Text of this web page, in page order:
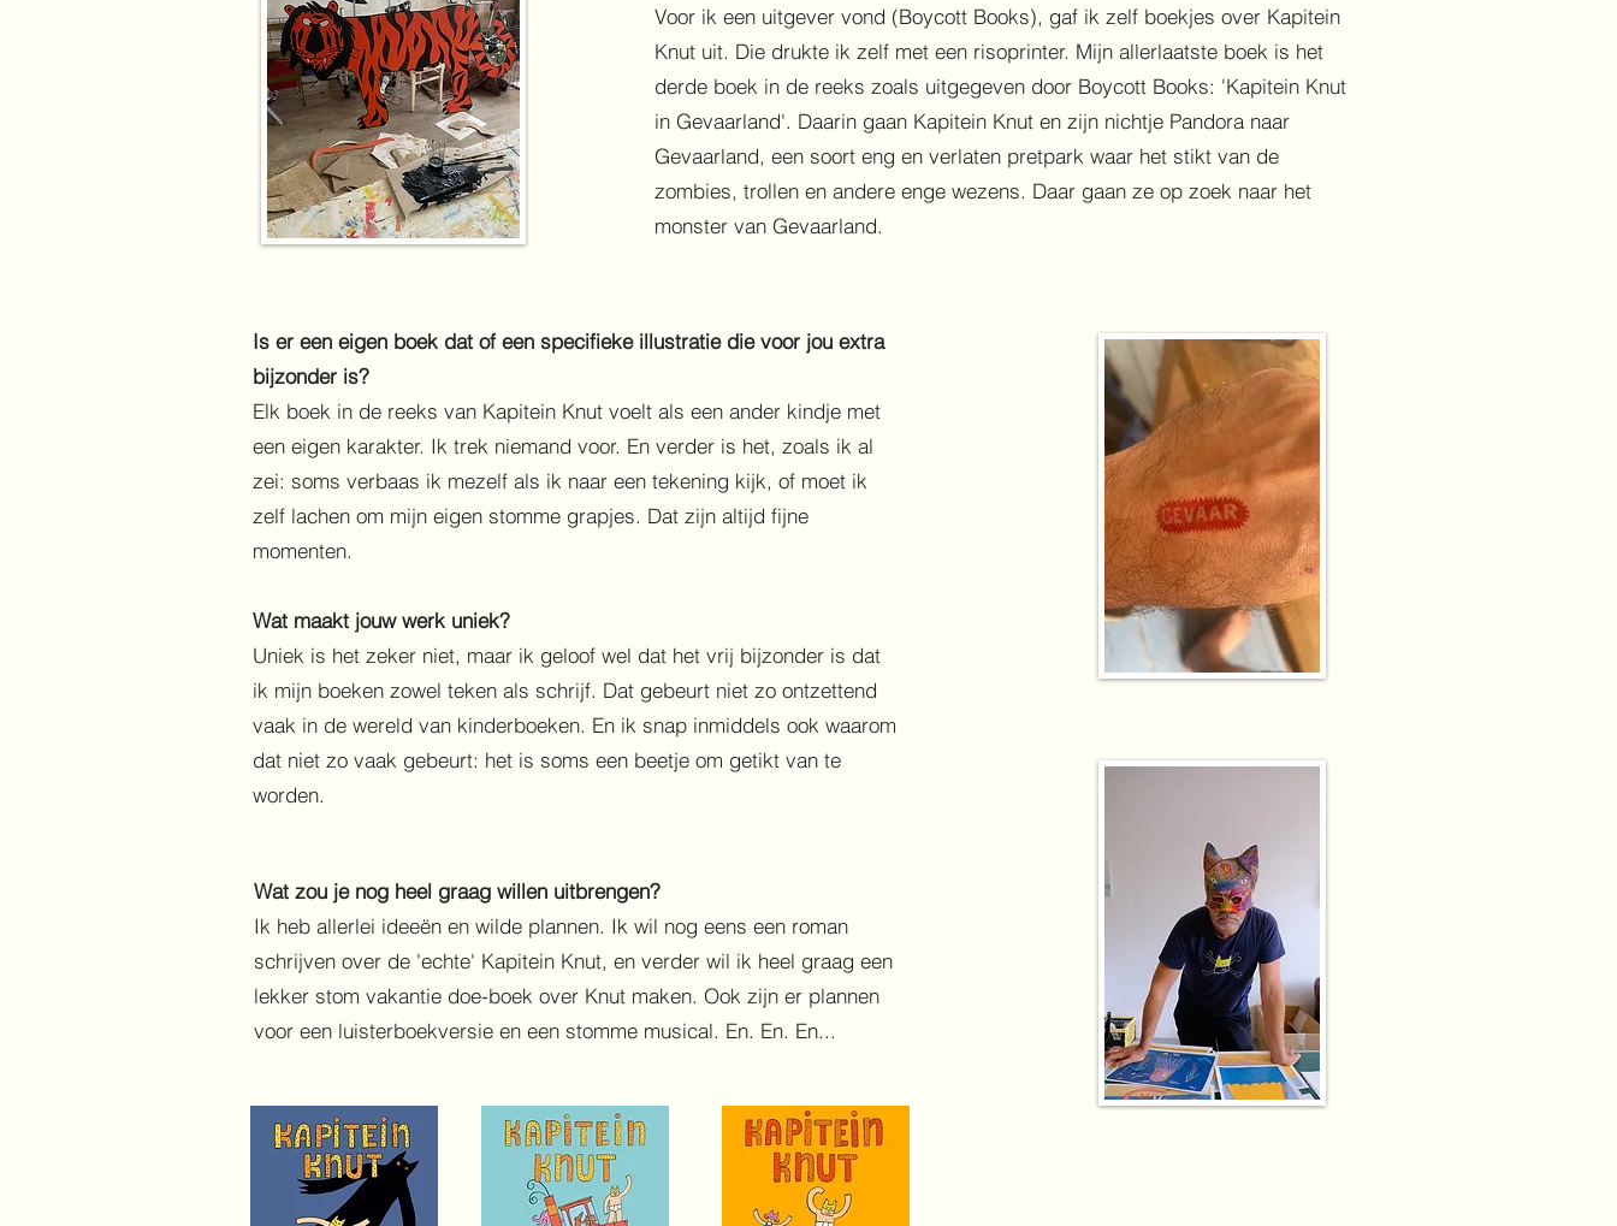
Voor ik een uitgever vond (Boycott Books), gaf ik zelf boekjes over Kapitein
Knut uit. Die drukte ik zelf met een risoprinter. Mijn allerlaatste boek is het
derde boek in de reeks zoals uitgegeven door Boycott Books: 'Kapitein Knut
in Gevaarland'. Daarin gaan Kapitein Knut en zijn nichtje Pandora naar
Gevaarland, een soort eng en verlaten pretpark waar het stikt van de
zombies, trollen en andere enge wezens. Daar gaan ze op zoek naar het
monster van Gevaarland.
Is er een eigen boek dat of een specifieke illustratie die voor jou extra
bijzonder is?
Elk boek in de reeks van Kapitein Knut voelt als een ander kindje met
een eigen karakter. Ik trek niemand voor. En verder is het, zoals ik al
zei: soms verbaas ik mezelf als ik naar een tekening kijk, of moet ik
zelf lachen om mijn eigen stomme grapjes. Dat zijn altijd fijne
momenten.
Wat maakt jouw werk uniek?
Uniek is het zeker niet, maar ik geloof wel dat het vrij bijzonder is dat
ik mijn boeken zowel teken als schrijf. Dat gebeurt niet zo ontzettend
vaak in de wereld van kinderboeken. En ik snap inmiddels ook waarom
dat niet zo vaak gebeurt: het is soms een beetje om getikt van te
worden.
Wat zou je nog heel graag willen uitbrengen?
Ik heb allerlei ideeën en wilde plannen. Ik wil nog eens een roman
schrijven over de 'echte' Kapitein Knut, en verder wil ik heel graag een
lekker stom vakantie doe-boek over Knut maken. Ook zijn er plannen
voor een luisterboekversie en een stomme musical. En. En. En...